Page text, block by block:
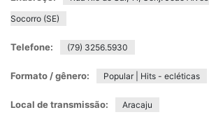
Socorro (SE)
Telefone: (79) 3256.5930
Formato / gênero: Popular | Hits - ecléticas
Local de transmissão: Aracaju